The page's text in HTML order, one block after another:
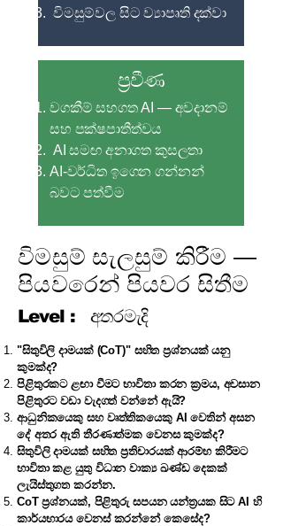
විමසුම්වල සිට ව්‍යාපෘති දක්වා
ප්‍රවීණ
වගකීම් සහගත AI — අවදානම්
සහ පක්ෂපාතීත්වය
AI සමඟ අනාගත කුසලතා
AI-වර්ධිත ඉගෙන ගන්නන්
බවට පත්වීම
විමසුම් සැලසුම් කිරීම —
පියවරෙන් පියවර සිතීම
Level : අතරමැදි
"සිතුවිලි දාමයක් (CoT)" සහිත ප්‍රශ්නයක් යනු
කුමක්ද?
පිළිතුරකට ළඟා වීමට භාවිතා කරන ක්‍රමය, අවසාන
පිළිතුරට වඩා වැදගත් වන්නේ ඇයි?
ආධුනිකයෙකු සහ වෘත්තිකයෙකු AI වෙතින් අසන
දේ අතර ඇති තීරණාත්මක වෙනස කුමක්ද?
සිතුවිලි දාමයක් සහිත ප්‍රතිචාරයක් ආරම්භ කිරීමට
භාවිතා කළ යුතු විධාන වාක්‍ය ඛණ්ඩ දෙකක්
ලැයිස්තුගත කරන්න.
CoT ප්‍රශ්නයක්, පිළිතුරු සපයන යන්ත්‍රයක සිට AI හි
කාර්යභාරය වෙනස් කරන්නේ කෙසේද?